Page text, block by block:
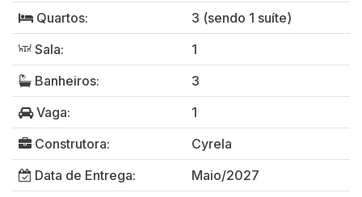
Quartos:
3 (sendo 1 suíte)
Sala:
1
Banheiros:
3
Vaga:
1
Construtora:
Cyrela
Data de Entrega:
Maio/2027